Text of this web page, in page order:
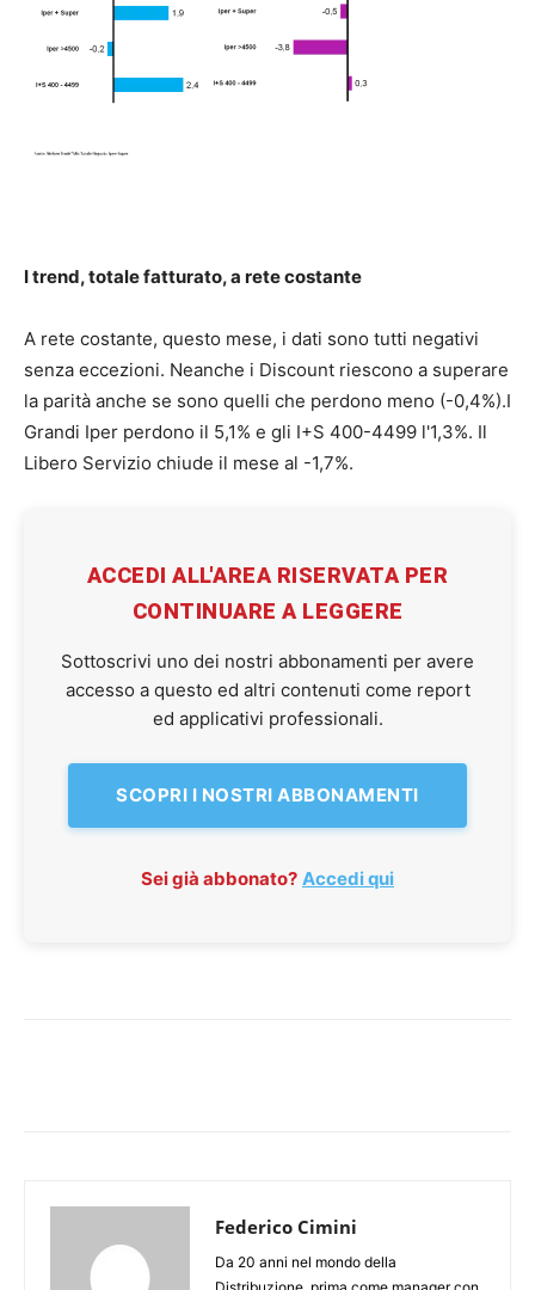
I trend, totale fatturato, a rete costante
A rete costante, questo mese, i dati sono tutti negativi
senza eccezioni. Neanche i Discount riescono a superare
la parità anche se sono quelli che perdono meno (-0,4%).I
Grandi Iper perdono il 5,1% e gli I+S 400-4499 l'1,3%. Il
Libero Servizio chiude il mese al -1,7%.
ACCEDI ALL'AREA RISERVATA PER
CONTINUARE A LEGGERE
Sottoscrivi uno dei nostri abbonamenti per avere
accesso a questo ed altri contenuti come report
ed applicativi professionali.
SCOPRI I NOSTRI ABBONAMENTI
Sei già abbonato? Accedi qui
Federico Cimini
Da 20 anni nel mondo della